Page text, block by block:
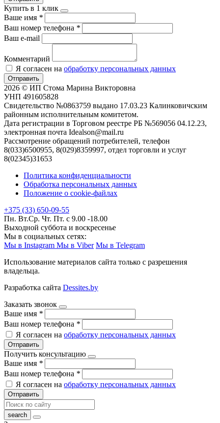
Купить в 1 клик
Ваше имя *
Ваш номер телефона *
Ваш e-mail
Комментарий
Я согласен на обработку персональных данных
Отправить
2026 © ИП Стома Марина Викторовна
УНП 491605828
Свидетельство №0863759 выдано 17.03.23 Калинковичским
районным исполнительным комитетом.
Дата регистрации в Торговом реестре РБ №569056 04.12.23,
электронная почта Idealson@mail.ru
Рассмотрение обращений потребителей, телефон
8(033)6500955, 8(029)8359997, отдел торговли и услуг
8(02345)31653
Политика конфиденциальности
Обработка персональных данных
Положение о cookie-файлах
+375 (33) 650-09-55
Пн. Вт.Ср. Чт. Пт. с 9.00 -18.00
Выходной суббота и воскресенье
Мы в социальных сетях:
Мы в Instagram Мы в Viber Мы в Telegram
Использование материалов сайта только с разрешения
владельца.
Разработка сайта Dessites.by
Заказать звонок
Ваше имя *
Ваш номер телефона *
Я согласен на обработку персональных данных
Отправить
Получить консультацию
Ваше имя *
Ваш номер телефона *
Я согласен на обработку персональных данных
Отправить